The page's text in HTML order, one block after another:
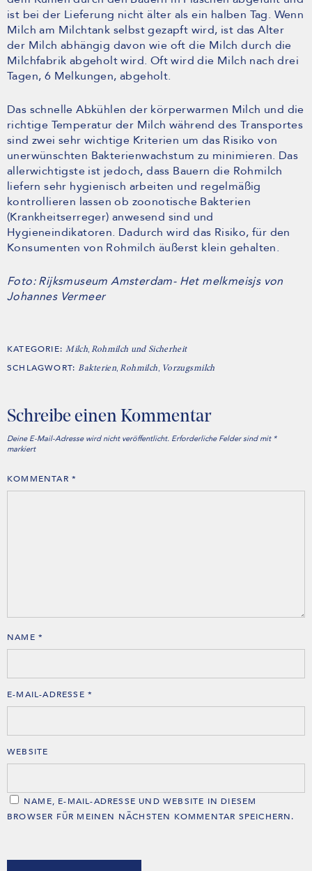
ist bei der Lieferung nicht älter als ein halben Tag. Wenn
Milch am Milchtank selbst gezapft wird, ist das Alter
der Milch abhängig davon wie oft die Milch durch die
Milchfabrik abgeholt wird. Oft wird die Milch nach drei
Tagen, 6 Melkungen, abgeholt.
Das schnelle Abkühlen der körperwarmen Milch und die
richtige Temperatur der Milch während des Transportes
sind zwei sehr wichtige Kriterien um das Risiko von
unerwünschten Bakterienwachstum zu minimieren. Das
allerwichtigste ist jedoch, dass Bauern die Rohmilch
liefern sehr hygienisch arbeiten und regelmäßig
kontrollieren lassen ob zoonotische Bakterien
(Krankheitserreger) anwesend sind und
Hygieneindikatoren. Dadurch wird das Risiko, für den
Konsumenten von Rohmilch äußerst klein gehalten.
Foto: Rijksmuseum Amsterdam- Het melkmeisjs von
Johannes Vermeer
KATEGORIE:Milch, Rohmilch und Sicherheit
SCHLAGWORT:Bakterien,Rohmilch, Vorzugsmilch
Schreibe einen Kommentar
Deine E-Mail-Adresse wird nicht veröffentlicht. Erforderliche Felder sind mit *
markiert
KOMMENTAR *
NAME *
E-MAIL-ADRESSE *
WEBSITE
NAME, E-MAIL-ADRESSE UND WEBSITE IN DIESEM
BROWSER FÜR MEINEN NÄCHSTEN KOMMENTAR SPEICHERN.